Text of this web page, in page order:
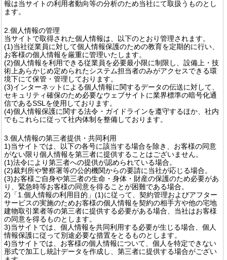
報は当サイトの利用者動向等の分析のため当社にて取扱うものとし
ます。
2.個人情報の管理
当サイトで取得された個人情報は、以下のとおり管理されます。
(1)当社従業員に対して個人情報保護のための教育を定期的に行い、
お客様の個人情報を厳重に管理いたします。
(2)個人情報を利用できる従業員を必要最小限に制限し、設備上・技
術上あらかじめ定められたシステム担当者のみがアクセスできる環
境下にて保管・管理しております。
(3)インターネットによる個人情報に関するデータの伝送に対して、
セキュリティ確保のため必要なウェブサイトに業界標準の暗号化通
信であるSSLを使用しております。
(4)個人情報保護に関する法令・ガイドラインを遵守するほか、社内
でもこれらに従って社内体制を整備しております。
3.個人情報の第三者提供・共同利用
1)当サイトでは、以下の各号に該当する場合を除き、お客様の同意
がない限り個人情報を第三者に提供することはございません。
(1)法令により第三者への提供が認められている場合。
(2)裁判所や警察署等の公的機関からの要請に当社が応じる場合。
(3)お客様ご自身や第三者の生命・身体・財産の保護のため必要があ
り、緊急時等お客様の同意を得ることが困難である場合。
2)「1.個人情報の利用目的」(1)に従って、契約管理およびアフター
サービスの実施のためお客様の個人情報を契約の相手方や他の宅地
建物取引業者等の第三者に提供する必要がある場合、当社はお客様
の同意を得るものとします。
3)当サイトでは、個人情報を共同利用する必要が生じる場合、個人
情報保護に従って別途必要な措置をとるものとします。
4)当サイトでは、お客様の個人情報について、個人を特定できない
形式で加工し統計データを作成し、第三者に提供する場合がござい